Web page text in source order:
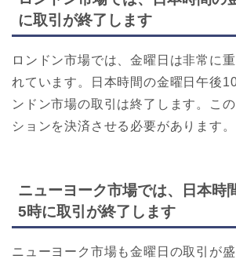
に取引が終了します
ロンドン市場では、金曜日は非常に
れています。日本時間の金曜日午後
ンドン市場の取引は終了します。こ
ションを決済させる必要があります。
ニューヨーク市場では、日本時
5時に取引が終了します
ニューヨーク市場も金曜日の取引が